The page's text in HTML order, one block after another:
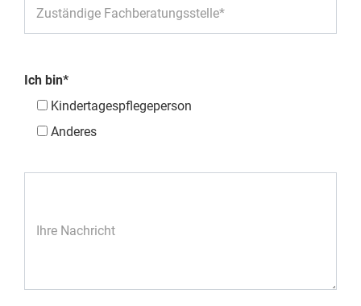
Zuständige Fachberatungsstelle*
Ich bin*
Kindertagespflegeperson
Anderes
Ihre Nachricht